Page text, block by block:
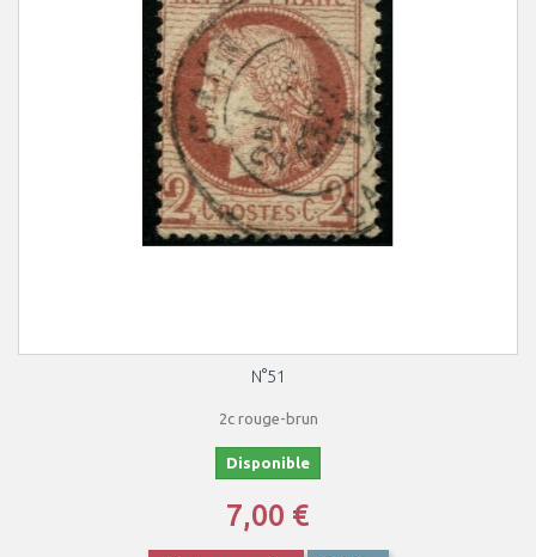
N°51
2c rouge-brun
Disponible
7,00 €